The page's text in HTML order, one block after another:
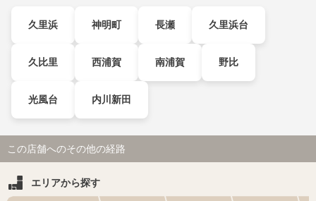
久里浜 神明町 長瀬 久里浜台
久比里 西浦賀 南浦賀 野比
光風台 内川新田
この店舗へのその他の経路
エリアから探す